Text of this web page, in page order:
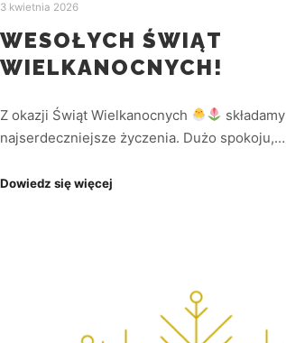
3 kwietnia 2026
WESOŁYCH ŚWIĄT
WIELKANOCNYCH!
Z okazji Świąt Wielkanocnych
składamy
najserdeczniejsze życzenia. Dużo spokoju,…
Dowiedz się więcej